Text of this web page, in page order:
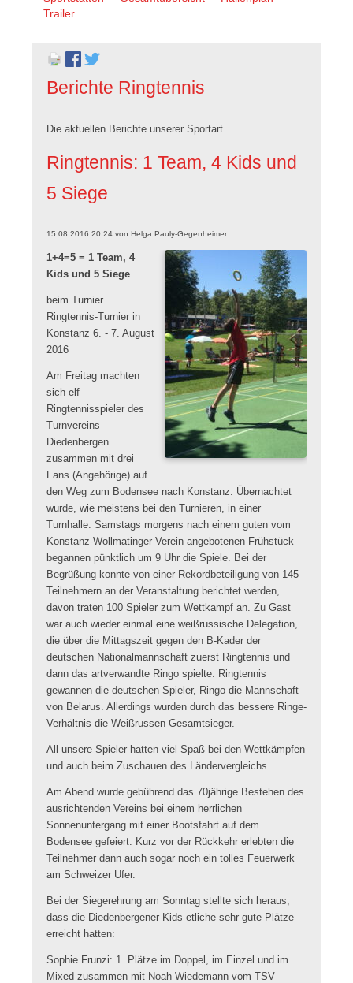
überspringen
Trailer
Berichte Ringtennis
Die aktuellen Berichte unserer Sportart
Ringtennis: 1 Team, 4 Kids und
5 Siege
15.08.2016 20:24von Helga Pauly-Gegenheimer
1+4=5 = 1 Team, 4
Kids und 5 Siege
beim Turnier
Ringtennis-Turnier in
Konstanz 6. - 7. August
2016
Am Freitag machten
sich elf
Ringtennisspieler des
Turnvereins
Diedenbergen
zusammen mit drei
Fans (Angehörige) auf
den Weg zum Bodensee nach Konstanz. Übernachtet
wurde, wie meistens bei den Turnieren, in einer
Turnhalle. Samstags morgens nach einem guten vom
Konstanz-Wollmatinger Verein angebotenen Frühstück
begannen pünktlich um 9 Uhr die Spiele. Bei der
Begrüßung konnte von einer Rekordbeteiligung von 145
Teilnehmern an der Veranstaltung berichtet werden,
davon traten 100 Spieler zum Wettkampf an. Zu Gast
war auch wieder einmal eine weißrussische Delegation,
die über die Mittagszeit gegen den B-Kader der
deutschen Nationalmannschaft zuerst Ringtennis und
dann das artverwandte Ringo spielte. Ringtennis
gewannen die deutschen Spieler, Ringo die Mannschaft
von Belarus. Allerdings wurden durch das bessere Ringe-
Verhältnis die Weißrussen Gesamtsieger.
All unsere Spieler hatten viel Spaß bei den Wettkämpfen
und auch beim Zuschauen des Ländervergleichs.
Am Abend wurde gebührend das 70jährige Bestehen des
ausrichtenden Vereins bei einem herrlichen
Sonnenuntergang mit einer Bootsfahrt auf dem
Bodensee gefeiert. Kurz vor der Rückkehr erlebten die
Teilnehmer dann auch sogar noch ein tolles Feuerwerk
am Schweizer Ufer.
Bei der Siegerehrung am Sonntag stellte sich heraus,
dass die Diedenbergener Kids etliche sehr gute Plätze
erreicht hatten:
Sophie Frunzi: 1. Plätze im Doppel, im Einzel und im
Mixed zusammen mit Noah Wiedemann vom TSV